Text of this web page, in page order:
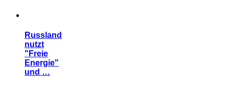
Russland
nutzt
"Freie
Energie"
und …